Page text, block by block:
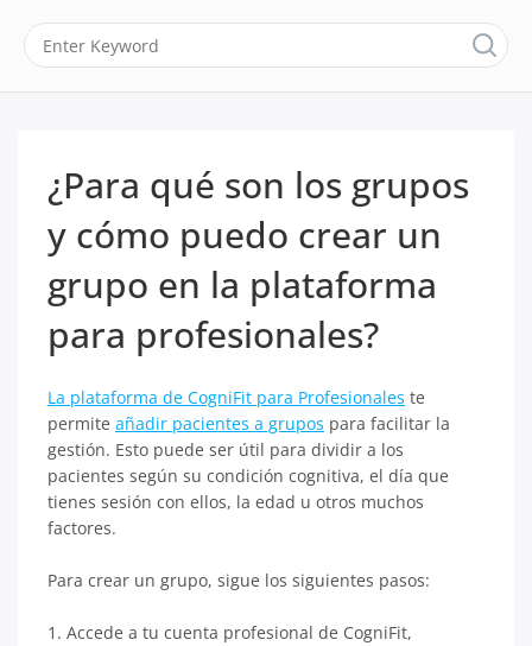
¿Para qué son los grupos
y cómo puedo crear un
grupo en la plataforma
para profesionales?
La plataforma de CogniFit para Profesionales te
permite añadir pacientes a grupos para facilitar la
gestión. Esto puede ser útil para dividir a los
pacientes según su condición cognitiva, el día que
tienes sesión con ellos, la edad u otros muchos
factores.
Para crear un grupo, sigue los siguientes pasos:
1. Accede a tu cuenta profesional de CogniFit,